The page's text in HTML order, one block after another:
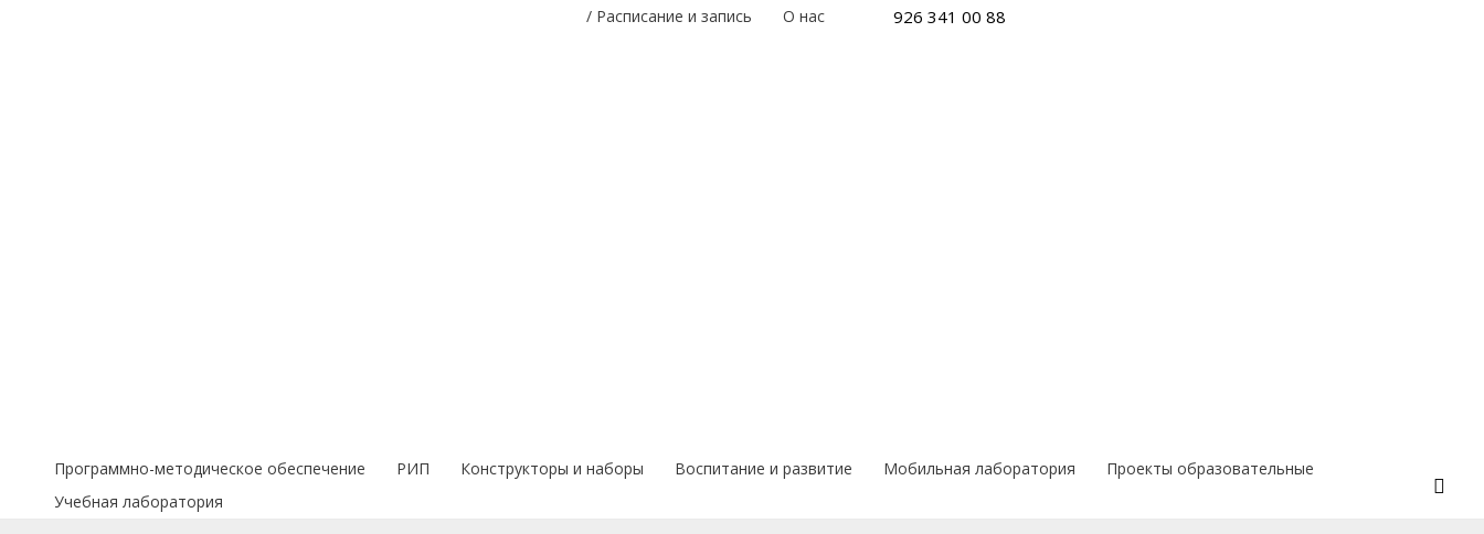
/ Расписание и запись О нас 926 341 00 88
Программно-методическое обеспечение РИП Конструкторы и наборы Воспитание и развитие Мобильная лаборатория
Проекты образовательные
Учебная лаборатория